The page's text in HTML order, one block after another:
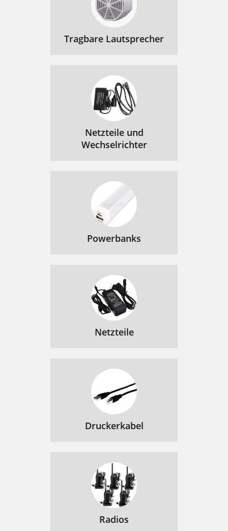
Tragbare Lautsprecher
Netzteile und
Wechselrichter
Powerbanks
Netzteile
Druckerkabel
Radios